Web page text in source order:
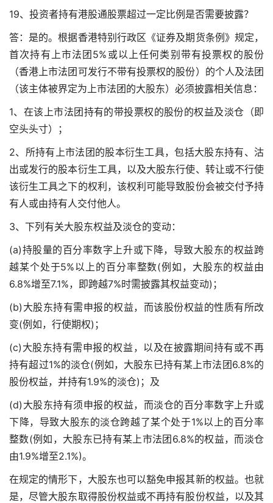
19、投资者持有港股通股票超过一定比例是否需要披露？
答：是的。根据香港特别行政区《证券及期货条例》规定，
首次持有上市法团5%或以上任何类别带有投票权的股份
（香港上市法团可发行不带有投票权的股份）的个人及法团
（该主体被界定为上市法团的大股东）必须披露相关信息：
1、在该上市法团持有的带投票权的股份的权益及淡仓（即
空头头寸）；
2、所持有上市法团的股本衍生工具，包括大股东持有、沽
出或发行的股本衍生工具，以及大股东行使、转让或不行使
该衍生工具之下的权利，该权利可能导致股份会被交付予持
有人或由持有人交付他人。
3、下列有关大股东权益及淡仓的变动：
(a)持股量的百分率数字上升或下降，导致大股东的权益跨
越某个处于5%以上的百分率整数(例如，大股东的权益由
6.8%增至7.1%，即跨越7%时需披露其权益变动)；
(b)大股东持有需申报的权益，而该股份权益的性质有所改
变(例如，行使期权)；
(c)大股东持有需申报的权益，以及在披露期间持有或不再
持有超过1%的淡仓(例如，大股东已持有某上市法团6.8%的
股份权益，并持有1.9%的淡仓)；及
(d)大股东持有须申报的权益，而淡仓的百分率数字上升或
下降，导致大股东的淡仓跨越了某个处于1%以上的百分率
整数(例如，大股东已持有某上市法团6.8%的权益，而淡仓
由1.9%增至2.1%)。
在规定的情形下，大股东也可以豁免申报其新的权益。也就
是，尽管大股东取得股份权益或不再持有股份权益，以及其